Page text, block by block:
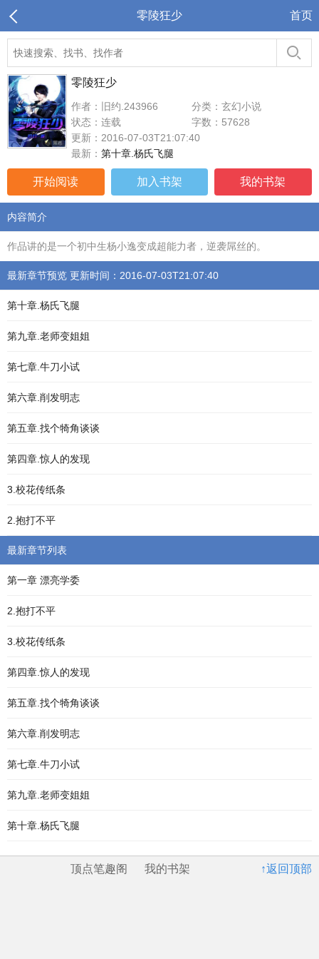
零陵狂少 首页
零陵狂少
作者：旧约.243966
分类：玄幻小说
状态：连载
字数：57628
更新：2016-07-03T21:07:40
最新： 第十章.杨氏飞腿
开始阅读 加入书架 我的书架
内容简介
作品讲的是一个初中生杨小逸变成超能力者，逆袭屌丝的。
最新章节预览 更新时间：2016-07-03T21:07:40
第十章.杨氏飞腿
第九章.老师变姐姐
第七章.牛刀小试
第六章.削发明志
第五章.找个犄角谈谈
第四章.惊人的发现
3.校花传纸条
2.抱打不平
最新章节列表
第一章 漂亮学委
2.抱打不平
3.校花传纸条
第四章.惊人的发现
第五章.找个犄角谈谈
第六章.削发明志
第七章.牛刀小试
第九章.老师变姐姐
第十章.杨氏飞腿
↑返回顶部
顶点笔趣阁 我的书架